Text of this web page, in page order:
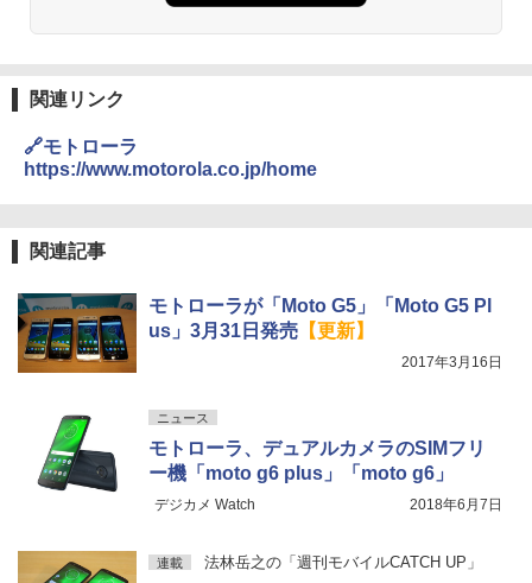
関連リンク
🔗モトローラ
https://www.motorola.co.jp/home
関連記事
モトローラが「Moto G5」「Moto G5 Pl
us」3月31日発売【更新】
2017年3月16日
ニュース
モトローラ、デュアルカメラのSIMフリ
ー機「moto g6 plus」「moto g6」
デジカメ Watch 2018年6月7日
連載 法林岳之の「週刊モバイルCATCH UP」